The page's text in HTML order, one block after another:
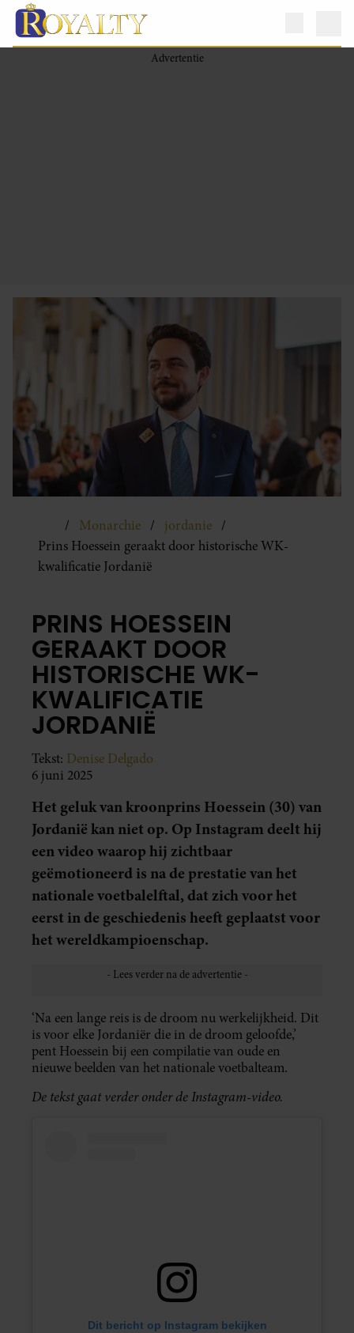
Monarchie
jordanie
Prins Hoessein geraakt door historische WK-
kwalificatie Jordanië
PRINS HOESSEIN
GERAAKT DOOR
HISTORISCHE WK-
KWALIFICATIE
JORDANIË
Tekst: Denise Delgado
6 juni 2025
Het geluk van kroonprins Hoessein (30) van
Jordanië kan niet op. Op Instagram deelt hij
een video waarop hij zichtbaar
geëmotioneerd is na de prestatie van het
nationale voetbalelftal, dat zich voor het
eerst in de geschiedenis heeft geplaatst voor
het wereldkampioenschap.
‘Na een lange reis is de droom nu werkelijkheid. Dit
is voor elke Jordaniër die in de droom geloofde,’
pent Hoessein bij een compilatie van oude en
nieuwe beelden van het nationale voetbalteam.
De tekst gaat verder onder de Instagram-video.
Dit bericht op Instagram bekijken